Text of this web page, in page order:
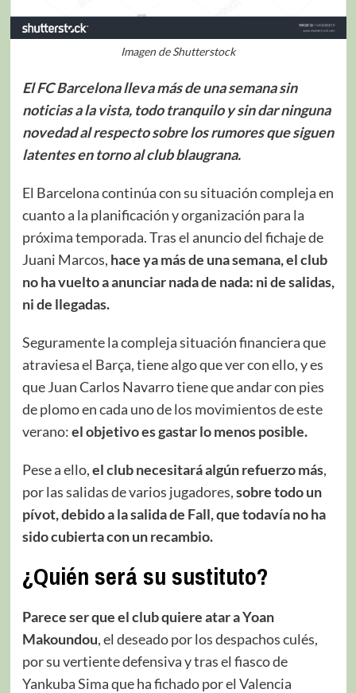
Imagen de Shutterstock
El FC Barcelona lleva más de una semana sin
noticias a la vista, todo tranquilo y sin dar ninguna
novedad al respecto sobre los rumores que siguen
latentes en torno al club blaugrana.
El Barcelona continúa con su situación compleja en
cuanto a la planificación y organización para la
próxima temporada. Tras el anuncio del fichaje de
Juani Marcos, hace ya más de una semana, el club
no ha vuelto a anunciar nada de nada: ni de salidas,
ni de llegadas.
Seguramente la compleja situación financiera que
atraviesa el Barça, tiene algo que ver con ello, y es
que Juan Carlos Navarro tiene que andar con pies
de plomo en cada uno de los movimientos de este
verano:el objetivo es gastar lo menos posible.
Pese a ello,el club necesitará algún refuerzo más,
por las salidas de varios jugadores,sobre todo un
pívot, debido a la salida de Fall, que todavía no ha
sido cubierta con un recambio.
¿Quién será su sustituto?
Parece ser que el club quiere atar a Yoan
Makoundou, el deseado por los despachos culés,
por su vertiente defensiva y tras el fiasco de
Yankuba Sima que ha fichado por el Valencia